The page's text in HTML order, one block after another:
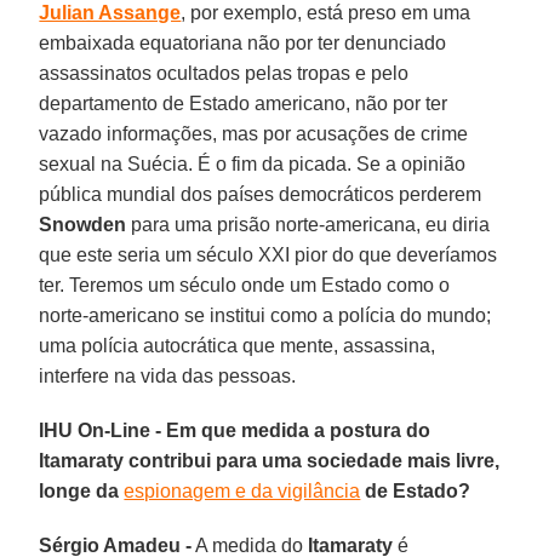
Julian Assange, por exemplo, está preso em uma
embaixada equatoriana não por ter denunciado
assassinatos ocultados pelas tropas e pelo
departamento de Estado americano, não por ter
vazado informações, mas por acusações de crime
sexual na Suécia. É o fim da picada. Se a opinião
pública mundial dos países democráticos perderem
Snowden para uma prisão norte-americana, eu diria
que este seria um século XXI pior do que deveríamos
ter. Teremos um século onde um Estado como o
norte-americano se institui como a polícia do mundo;
uma polícia autocrática que mente, assassina,
interfere na vida das pessoas.
IHU On-Line - Em que medida a postura do
Itamaraty contribui para uma sociedade mais livre,
longe daespionagem e da vigilância de Estado?
Sérgio Amadeu -A medida do Itamaraty é